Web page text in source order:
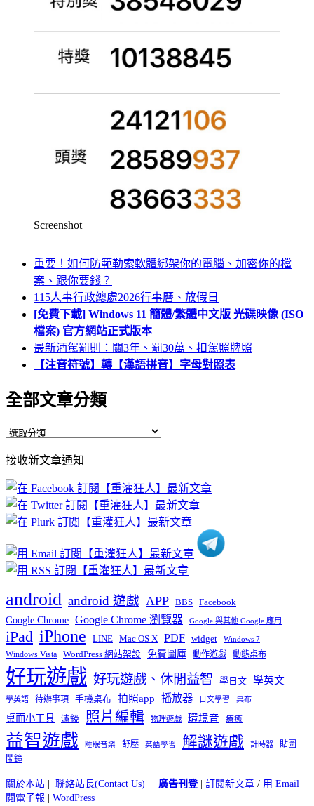
Screenshot
重要！如何防範勒索軟體綁架你的電腦、加密你的檔
案、跟你要錢？
115人事行政總處2026行事曆、放假日
[免費下載] Windows 11 簡體/繁體中文版 光碟映像 (ISO
檔案) 官方網站正式版本
最新酒駕罰則：關3年、罰30萬、扣駕照牌照
【注音符號】轉【漢語拼音】字母對照表
全部文章分類
全
文
章
分
類
接收新文章通知
android android 遊戲 APP BBS Facebook
Google Chrome Google Chrome 瀏覽器 Google 與其他 Google 應用
iPad iPhone LINE Mac OS X PDF widget Windows 7
Windows Vista WordPress 網站架設 免費圖庫 動作遊戲 動態桌布
好玩遊戲 好玩遊戲、休閒益智 學日文 學英文
學英語 待辦事項 手機桌布 拍照app 播放器 日文學習 桌布
桌面小工具 濾鏡 照片編輯 物理遊戲 環境音 療癒
益智遊戲 睡眠音樂 舒壓 英語學習 解謎遊戲 計時器
貼圖
鬧鐘
關於本站 | 聯絡站長(Contact Us) | 廣告刊登| 訂閱新文章 / 用 Email
閱電子報 | WordPress